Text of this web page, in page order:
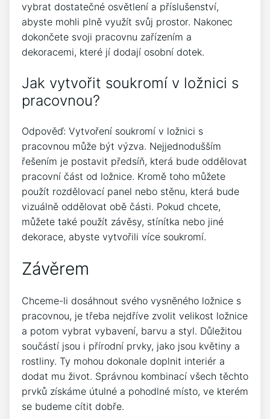
vybrat dostatečné osvětlení a příslušenství,
abyste mohli plně využít svůj prostor. Nakonec
dokončete svoji pracovnu zařízením a
dekoracemi, které jí dodají osobní dotek.
Jak vytvořit soukromí v ložnici s
pracovnou?
Odpověď: Vytvoření soukromí v ložnici s
pracovnou může být výzva. Nejjednodušším
řešením je postavit předsíň, která bude oddělovat
pracovní část od ložnice. Kromě toho můžete
použít rozdělovací panel nebo stěnu, která bude
vizuálně oddělovat obě části. Pokud chcete,
můžete také použít závěsy, stínítka nebo jiné
dekorace, abyste vytvořili více soukromí.
Závěrem
Chceme-li dosáhnout svého vysněného ložnice s
pracovnou, je třeba nejdříve zvolit velikost ložnice
a potom vybrat vybavení, barvu a styl. Důležitou
součástí jsou i přírodní prvky, jako jsou květiny a
rostliny. Ty mohou dokonale doplnit interiér a
dodat mu život. Správnou kombinací všech těchto
prvků získáme útulné a pohodlné místo, ve kterém
se budeme cítit dobře.